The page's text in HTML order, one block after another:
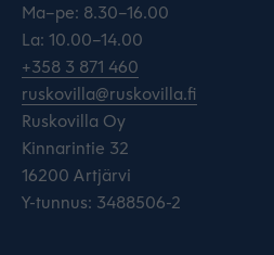
Ma–pe: 8.30–16.00
La: 10.00–14.00
+358 3 871 460
ruskovilla@ruskovilla.fi
Ruskovilla Oy
Kinnarintie 32
16200 Artjärvi
Y-tunnus: 3488506-2